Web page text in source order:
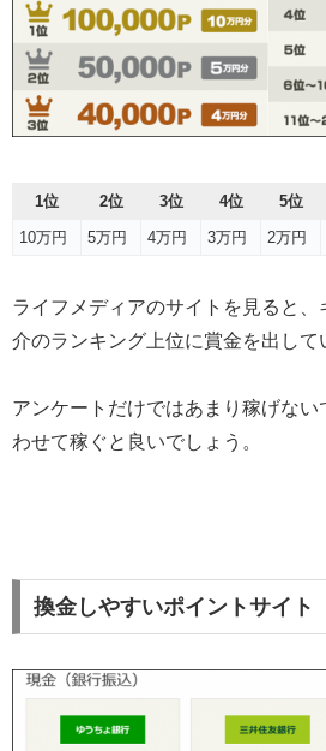
1位 2位 3位 4位 5位
10万円
5万円 4万円 3万円 2万円
ライフメディアのサイトを見ると
介のランキング上位に賞金を出して
アンケートだけではあまり稼げな
わせて稼ぐと良いでしょう。
換金しやすいポイントサイト